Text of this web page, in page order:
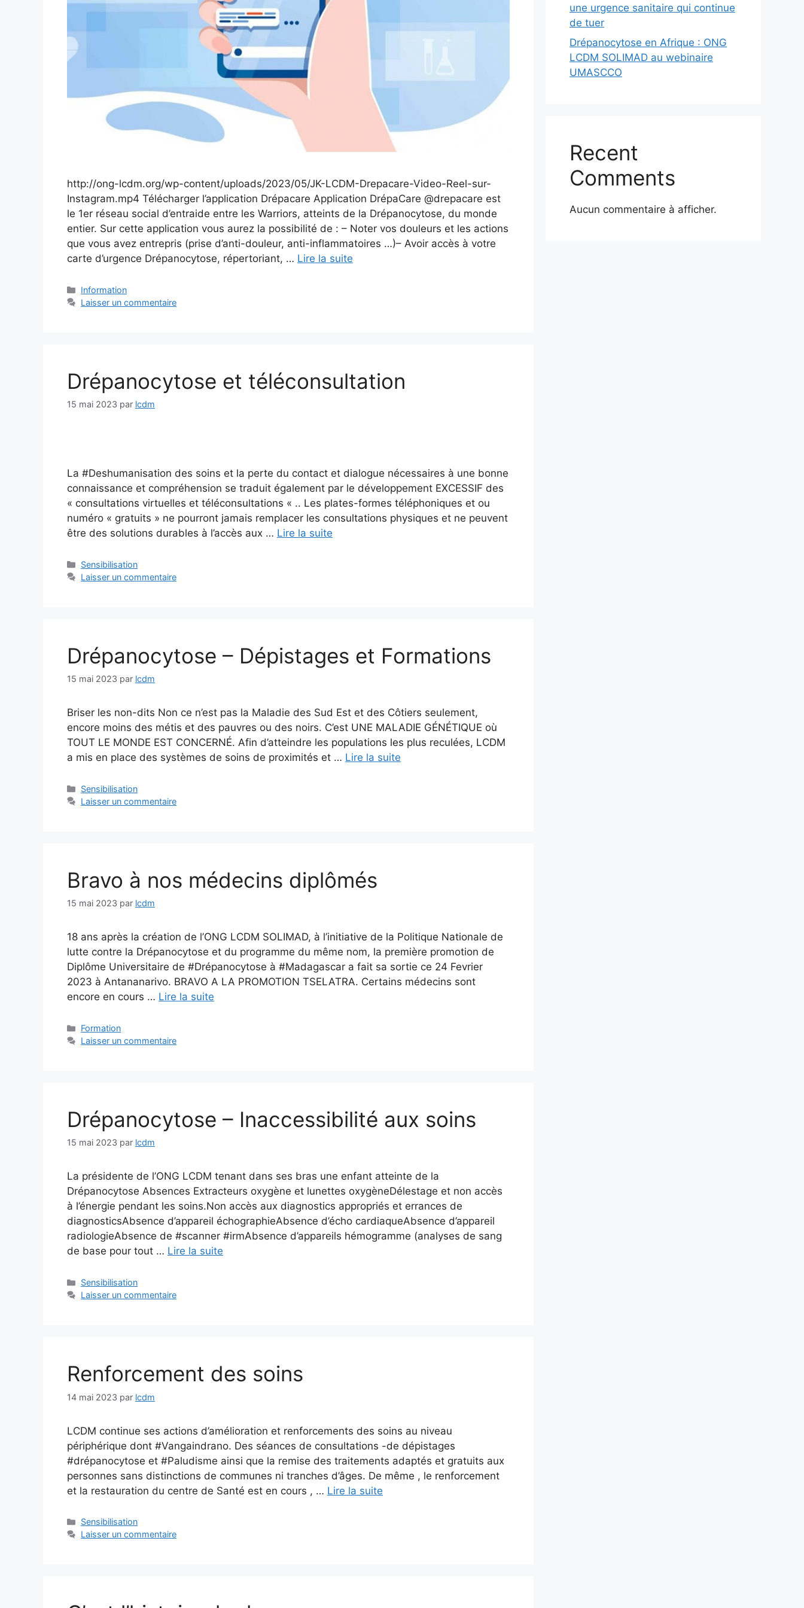
http://ong-lcdm.org/wp-content/uploads/2023/05/JK-LCDM-Drepacare-Video-Reel-sur-
Instagram.mp4 Télécharger l’application Drépacare Application DrépaCare @drepacare est
le 1er réseau social d’entraide entre les Warriors, atteints de la Drépanocytose, du monde
entier. Sur cette application vous aurez la possibilité de : – Noter vos douleurs et les actions
que vous avez entrepris (prise d’anti-douleur, anti-inflammatoires …)– Avoir accès à votre
carte d’urgence Drépanocytose, répertoriant, … Lire la suite
Catégories
Information
Laisser un commentaire
Drépanocytose et téléconsultation
15 mai 2023 par lcdm
La #Deshumanisation des soins et la perte du contact et dialogue nécessaires à une bonne
connaissance et compréhension se traduit également par le développement EXCESSIF des
« consultations virtuelles et téléconsultations « .. Les plates-formes téléphoniques et ou
numéro « gratuits » ne pourront jamais remplacer les consultations physiques et ne peuvent
être des solutions durables à l’accès aux … Lire la suite
Catégories
Sensibilisation
Laisser un commentaire
Drépanocytose – Dépistages et Formations
15 mai 2023 par lcdm
Briser les non-dits Non ce n’est pas la Maladie des Sud Est et des Côtiers seulement,
encore moins des métis et des pauvres ou des noirs. C’est UNE MALADIE GÉNÉTIQUE où
TOUT LE MONDE EST CONCERNÉ. Afin d’atteindre les populations les plus reculées, LCDM
a mis en place des systèmes de soins de proximités et … Lire la suite
Catégories
Sensibilisation
Laisser un commentaire
Bravo à nos médecins diplômés
15 mai 2023 par lcdm
18 ans après la création de l’ONG LCDM SOLIMAD, à l’initiative de la Politique Nationale de
lutte contre la Drépanocytose et du programme du même nom, la première promotion de
Diplôme Universitaire de #Drépanocytose à #Madagascar a fait sa sortie ce 24 Fevrier
2023 à Antananarivo. BRAVO A LA PROMOTION TSELATRA. Certains médecins sont
encore en cours … Lire la suite
Catégories
Formation
Laisser un commentaire
Drépanocytose – Inaccessibilité aux soins
15 mai 2023 par lcdm
La présidente de l’ONG LCDM tenant dans ses bras une enfant atteinte de la
Drépanocytose Absences Extracteurs oxygène et lunettes oxygèneDélestage et non accès
à l’énergie pendant les soins.Non accès aux diagnostics appropriés et errances de
diagnosticsAbsence d’appareil échographieAbsence d’écho cardiaqueAbsence d’appareil
radiologieAbsence de #scanner #irmAbsence d’appareils hémogramme (analyses de sang
de base pour tout … Lire la suite
Catégories
Sensibilisation
Laisser un commentaire
Renforcement des soins
14 mai 2023 par lcdm
LCDM continue ses actions d’amélioration et renforcements des soins au niveau
périphérique dont #Vangaindrano. Des séances de consultations -de dépistages
#drépanocytose et #Paludisme ainsi que la remise des traitements adaptés et gratuits aux
personnes sans distinctions de communes ni tranches d’âges. De même , le renforcement
et la restauration du centre de Santé est en cours , … Lire la suite
Catégories
Sensibilisation
Laisser un commentaire
une urgence sanitaire qui continue
de tuer
Drépanocytose en Afrique : ONG
LCDM SOLIMAD au webinaire
UMASCCO
Recent
Comments
Aucun commentaire à afficher.